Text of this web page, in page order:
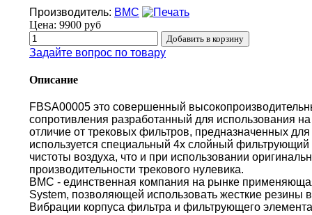
Производитель: BMC
Цена: 9900 руб
Задайте вопрос по товару
Описание
FBSA00005 это совершенный
сопротивления разработанный для использования
отличие от трековых фильтров, предназначенных
используется специальный 4х слойный
чистоты воздуха, что и при использовании
производительности трекового нулевика.
BMC - единственная компания на рынке
System, позволяющей использовать жесткие резины
Вибрации корпуса фильтра и фильтрующего